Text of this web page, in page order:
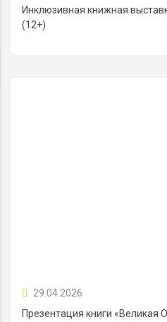
Инклюзивная книжная
(12+)
29.04.2026
Презентация книги «Великая